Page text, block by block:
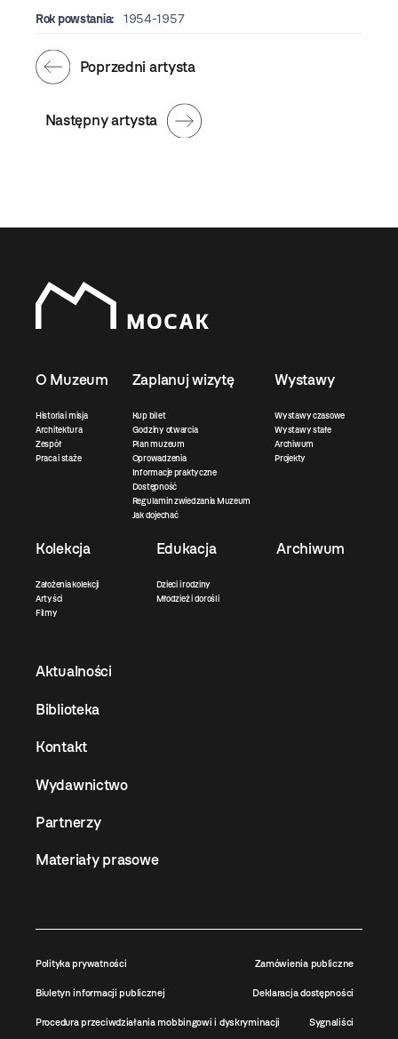
Rok powstania: 1954-1957
Następny artysta
Poprzedni artysta
O Muzeum
Historia i misja
Architektura
Zespół
Praca i staże
Zaplanuj wizytę
Kup bilet
Godziny otwarcia
Plan muzeum
Oprowadzenia
Informacje praktyczne
Dostępność
Regulamin zwiedzania Muzeum
Jak dojechać
Wystawy
Wystawy czasowe
Wystawy stałe
Archiwum
Projekty
Kolekcja
Założenia kolekcji
Artyści
Filmy
Edukacja
Dzieci i rodziny
Młodzież i dorośli
Archiwum
Aktualności
Biblioteka
Kontakt
Wydawnictwo
Partnerzy
Materiały prasowe
Polityka prywatności Zamówienia publiczne
Biuletyn informacji publicznej Deklaracja dostępności
Procedura przeciwdziałania mobbingowi i dyskryminacji Sygnaliści